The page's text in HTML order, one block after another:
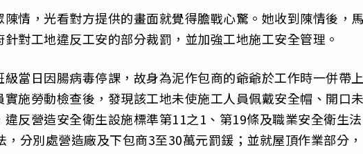
情，光看對方提供的畫面就覺得膽戰心驚。她收到陳情後，
對工地違反工安的部分裁罰，並加強工地施工安全管理。
當日因腸病毒停課，故身為泥作包商的爺爺於工作時一併帶
施勞動檢查後，發現該工地未使施工人員佩戴安全帽、開口
反營造安全衛生設施標準第11之1、第19條及職業安全衛生法
分別處營造廠及下包商3至30萬元罰鍰；並就屋頂作業部分，